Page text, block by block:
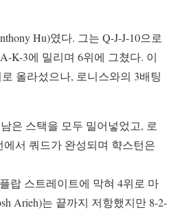
Hu)였다. 그는 Q-J-J-10으로
K-3에 밀리며 6위에 그쳤다. 이
올라섰으나, 로니스와의 3배팅
은 스택을 모두 밀어넣었고, 로
에서 쿼드가 완성되며 햑스턴은
랍 스트레이트에 막혀 4위로 마
Arieh)는 끝까지 저항했지만 8-2-